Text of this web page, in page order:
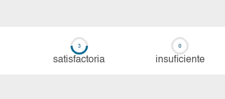
sa­tis­fac­to­ria in­su­fi­cien­te